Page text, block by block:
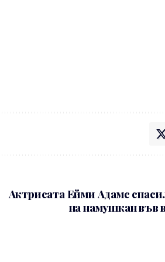
Актрисата Ейми Адамс
на намушкан във